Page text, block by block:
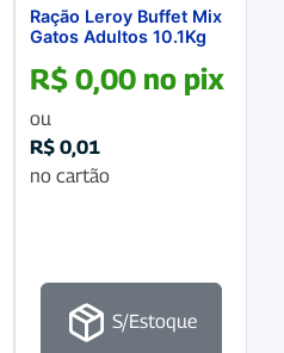
Ração Leroy Buffet Mix
Gatos Adultos 10.1Kg
R$ 0,00 no pix
ou
R$ 0,01
no cartão
S/Estoque